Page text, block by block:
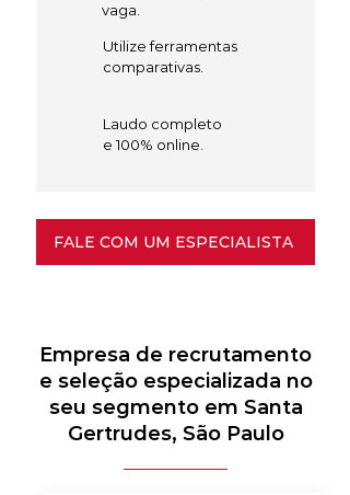
vaga.
Utilize ferramentas
comparativas.
Laudo completo
e 100% online.
FALE COM UM ESPECIALISTA
Empresa de recrutamento
e seleção especializada no
seu segmento em Santa
Gertrudes, São Paulo